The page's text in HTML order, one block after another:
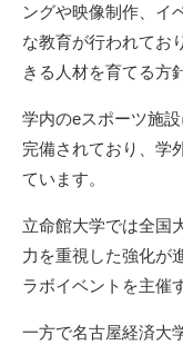
ングや映像制作、イ
な教育が行われてお
きる人材を育てる方
学内のeスポーツ施
完備されており、学
ています。
立命館大学では全国
力を重視した強化が
ラボイベントを主催
一方で名古屋経済大